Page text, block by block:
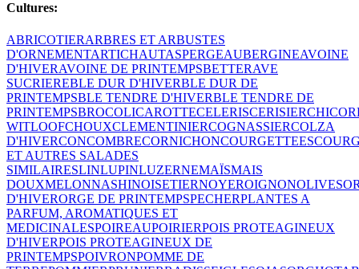
Cultures:
ABRICOTIERARBRES ET ARBUSTES
D'ORNEMENTARTICHAUTASPERGEAUBERGINEAVOINE
D'HIVERAVOINE DE PRINTEMPSBETTERAVE
SUCRIEREBLE DUR D'HIVERBLE DUR DE
PRINTEMPSBLE TENDRE D'HIVERBLE TENDRE DE
PRINTEMPSBROCOLICAROTTECELERISCERISIER
WITLOOFCHOUXCLEMENTINIERCOGNASSIERCOLZA
D'HIVERCONCOMBRECORNICHONCOURGETTE
ET AUTRES SALADES
SIMILAIRESLINLUPINLUZERNEMAÏSMAIS
DOUXMELONNASHINOISETIERNOYEROIGNONOLIVES
D'HIVERORGE DE PRINTEMPSPECHERPLANTES A
PARFUM, AROMATIQUES ET
MEDICINALESPOIREAUPOIRIERPOIS PROTEAGINEUX
D'HIVERPOIS PROTEAGINEUX DE
PRINTEMPSPOIVRONPOMME DE